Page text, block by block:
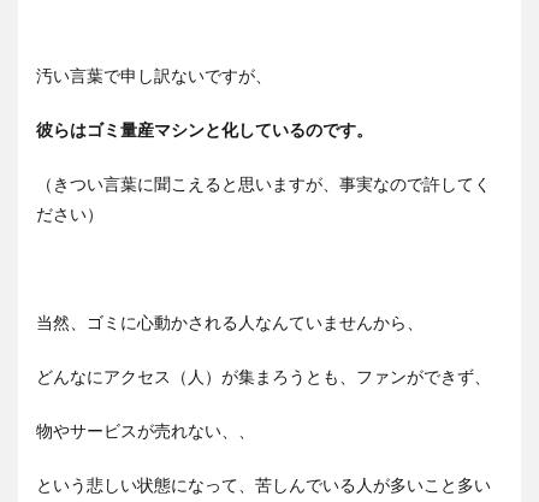
汚い言葉で申し訳ないですが、
彼らはゴミ量産マシンと化しているのです。
（きつい言葉に聞こえると思いますが、事実なので許してく
ださい）
当然、ゴミに心動かされる人なんていませんから、
どんなにアクセス（人）が集まろうとも、ファンができず、
物やサービスが売れない、、
という悲しい状態になって、苦しんでいる人が多いこと多い